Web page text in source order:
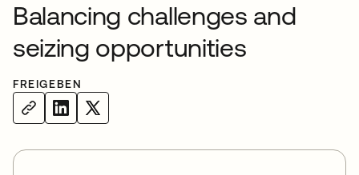
Balancing challenges and
seizing opportunities
FREIGEBEN